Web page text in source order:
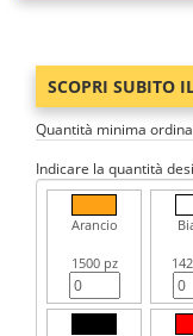
SCOPRI SUBITO
Quantità minima
Indicare la quantità
Arancio
1500 pz